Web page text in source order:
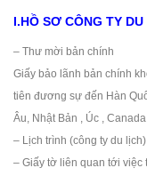
I.HỒ SƠ CÔNG TY
– Thư mời bản chính
Giấy bảo lãnh bản chính
tiên đương sự đến Hàn
Âu, Nhật Bản , Úc ,
– Lịch trình (công ty du lịch)
– Giấy tờ liên quan tới việc